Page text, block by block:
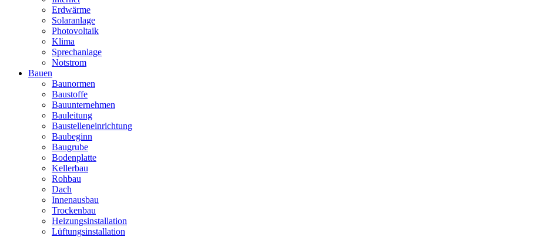
Erdwärme
Solaranlage
Photovoltaik
Klima
Sprechanlage
Notstrom
Bauen
Baunormen
Baustoffe
Bauunternehmen
Bauleitung
Baustelleneinrichtung
Baubeginn
Baugrube
Bodenplatte
Kellerbau
Rohbau
Dach
Innenausbau
Trockenbau
Heizungsinstallation
Lüftungsinstallation